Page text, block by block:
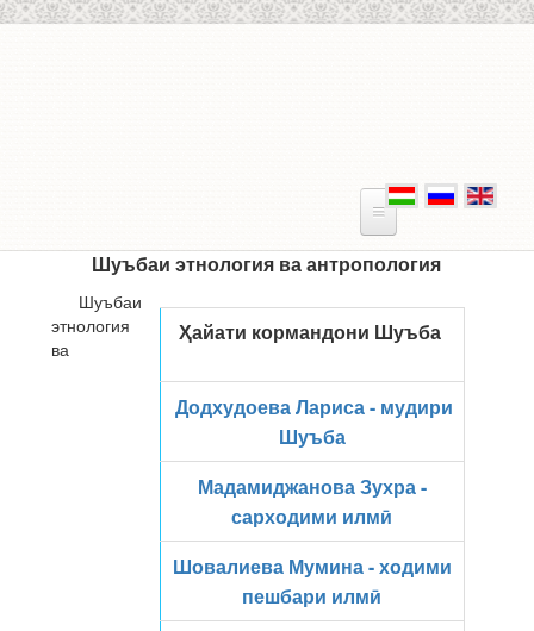
Шуъбаи этнология ва антропология
Ҳайати кормандони Шуъба
Додхудоева Лариса - мудири
Шуъба
Мадамиджанова Зухра -
сарходими илмӣ
Шовалиева Мумина - ходими
пешбари илмӣ
Шуъбаи
этнология
ва